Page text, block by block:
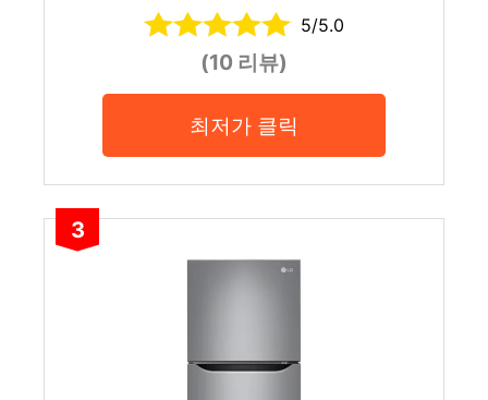
5/5.0
(10 리뷰)
최저가 클릭
3